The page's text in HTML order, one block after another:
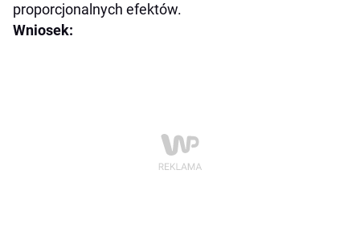
proporcjonalnych efektów.
Wniosek: